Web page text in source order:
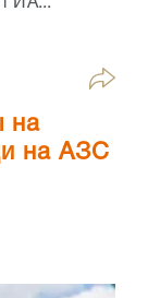
ИА...
на
на АЗС